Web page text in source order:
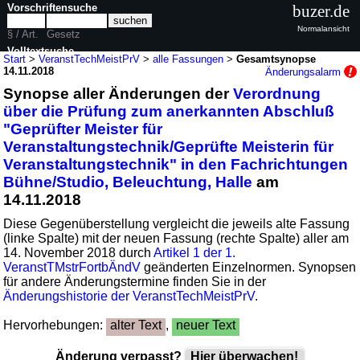
Start >VeranstTechMeistPrV >alle Fassungen >Gesamtsynopse
14.11.2018
Änderungsalarm
Synopse aller Änderungen derVerordnung
über die Prüfung zum anerkannten Abschluß
"Geprüfter Meister für
Veranstaltungstechnik/Geprüfte Meisterin für
Veranstaltungstechnik" in den Fachrichtungen
Bühne/Studio, Beleuchtung, Halle am
14.11.2018
Diese Gegenüberstellung vergleicht die jeweils alte Fassung
(linke Spalte) mit der neuen Fassung (rechte Spalte) aller am
14. November 2018 durchArtikel 1 der 1.
VeranstTMstrFortbÄndV geänderten Einzelnormen. Synopsen
für andere Änderungstermine finden Sie in der
Änderungshistorie der VeranstTechMeistPrV.
Hervorhebungen: alter Text , neuer Text
Änderung verpasst? Hier überwachen!
Vorschriftensuche
§ / Art.
Gesetz
Volltextsuche
buzer.de
Normalansicht